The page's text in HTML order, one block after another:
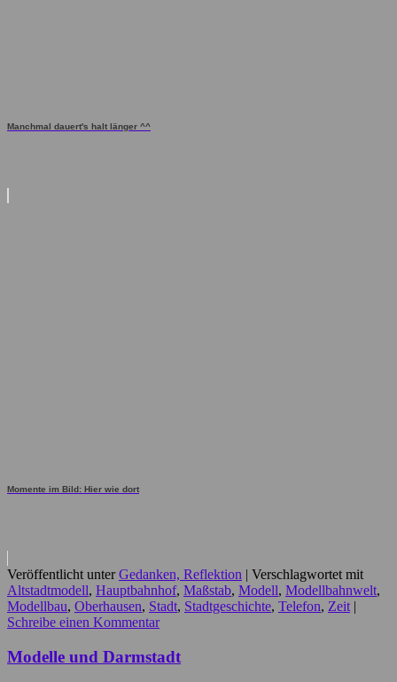
Manchmal dauert's halt länger ^^
Momente im Bild: Hier wie dort
Veröffentlicht unter Gedanken, Reflektion | Verschlagwortet mit
Altstadtmodell, Hauptbahnhof, Maßstab, Modell, Modellbahnwelt,
Modellbau, Oberhausen, Stadt, Stadtgeschichte, Telefon, Zeit |
Schreibe einen Kommentar
Modelle und Darmstadt